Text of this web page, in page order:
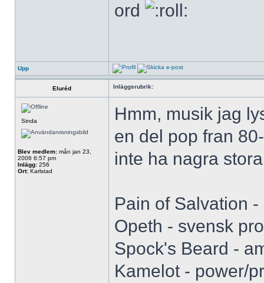
ord
Upp
Eluréd Inläggsrubrik:
Sinda
Blev medlem: mån jan 23,
2006 6:57 pm
Inlägg: 256
Ort: Karlstad
Hmm, musik jag
en del pop fran
inte ha nagra
Pain of Salvation
Opeth - svensk
Spock's Beard -
Kamelot - power/